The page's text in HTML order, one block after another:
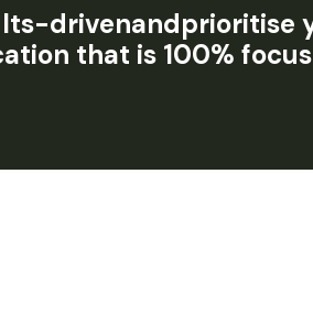
lts-drivenandprioritise
that is 100%